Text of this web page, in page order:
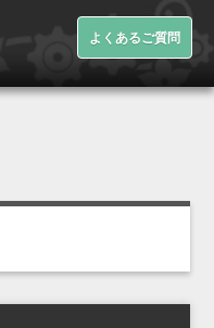
よくあるご質問